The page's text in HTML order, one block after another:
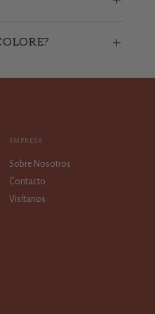
EMPRESA
Sobre Nosotros
Contacto
Visítanos